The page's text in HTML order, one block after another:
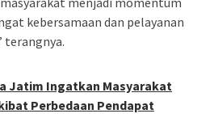
kebersamaan dan pelayanan
terangnya.
Jatim Ingatkan Masyarakat
Perbedaan Pendapat